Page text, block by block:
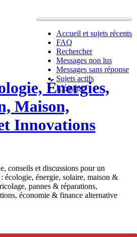
Accueil et sujets récents
FAQ
Rechercher
Messages non lus
Messages sans réponse
Sujets actifs
L’équipe
Énergies,
Maison,
Innovations
conseils et discussions pour un
écologie, énergie, solaire, maison &
pannes & réparations,
économie & finance alternative